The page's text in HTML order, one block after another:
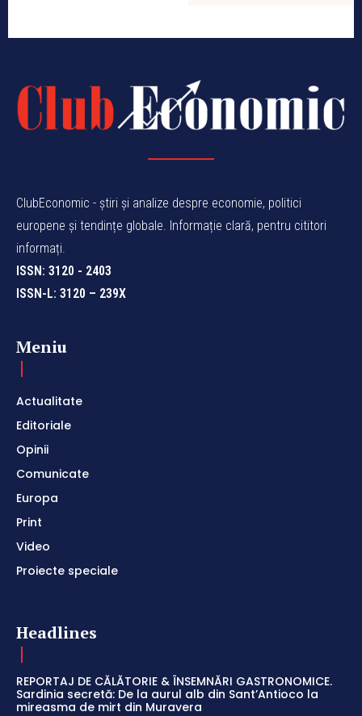
ClubEconomic - știri și analize despre economie, politici
europene și tendințe globale. Informație clară, pentru cititori
informați.
ISSN: 3120 - 2403
ISSN-L: 3120 – 239X
Meniu
Actualitate
Editoriale
Opinii
Comunicate
Europa
Print
Video
Proiecte speciale
Headlines
REPORTAJ DE CĂLĂTORIE & ÎNSEMNĂRI GASTRONOMICE.
Sardinia secretă: De la aurul alb din Sant’Antioco la
mireasma de mirt din Muravera